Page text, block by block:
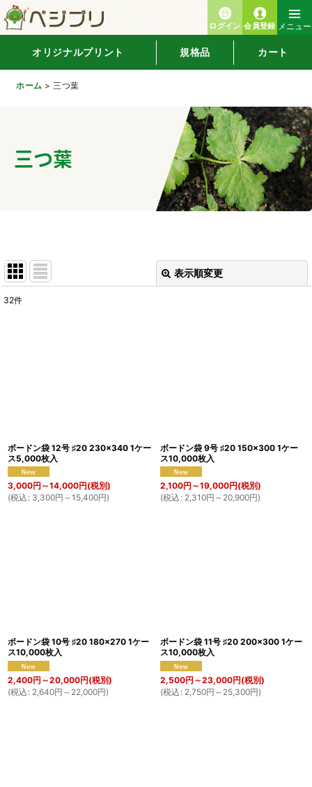
ホーム > 三つ葉
ログイン 会員登録 メニュー
オリジナルプリント 規格品 カート
三つ葉
表示順変更
32件
ボードン袋 12号 ♯20 230×340 1ケー
ス5,000枚入
3,000円 ～14,000円(税別)
(税込 : 3,300円 ～15,400円)
ボードン袋 9号 ♯20 150×300 1ケー
ス10,000枚入
2,100円 ～19,000円(税別)
(税込 : 2,310円 ～20,900円)
ボードン袋 10号 ♯20 180×270 1ケー
ス10,000枚入
2,400円 ～20,000円(税別)
(税込 : 2,640円 ～22,000円)
ボードン袋 11号 ♯20 200×300 1ケー
ス10,000枚入
2,500円 ～23,000円(税別)
(税込 : 2,750円 ～25,300円)